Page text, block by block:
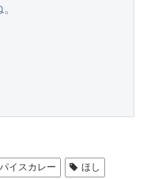
イスカレー
ほし